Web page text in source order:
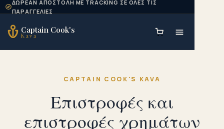
Skip to content
ΔΩΡΕΆΝ ΑΠΟΣΤΟΛΉ ΜΕ TRACKING ΣΕ ΌΛΕΣ ΤΙΣ
ΠΑΡΑΓΓΕΛΊΕΣ
Captain Cook's
Kava
CAPTAIN COOK'S KAVA
Επιστροφές και
επιστροφές χρημάτων